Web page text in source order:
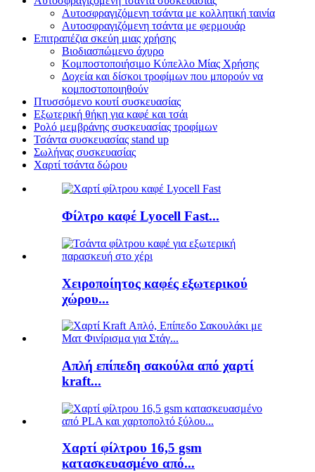
Αυτοσφραγιζόμενη τσάντα με κολλητική ταινία
Αυτοσφραγιζόμενη τσάντα με φερμουάρ
Επιτραπέζια σκεύη μιας χρήσης
Βιοδιασπώμενο άχυρο
Κομποστοποιήσιμο Κύπελλο Μίας Χρήσης
Δοχεία και δίσκοι τροφίμων που μπορούν να
κομποστοποιηθούν
Πτυσσόμενο κουτί συσκευασίας
Εξωτερική θήκη για καφέ και τσάι
Ρολό μεμβράνης συσκευασίας τροφίμων
Τσάντα συσκευασίας stand up
Σωλήνας συσκευασίας
Χαρτί τσάντα δώρου
Φίλτρο καφέ Lyocell Fast...
Χειροποίητος καφές εξωτερικού
χώρου...
Απλή επίπεδη σακούλα από χαρτί
kraft...
Χαρτί φίλτρου 16,5 gsm
κατασκευασμένο από...